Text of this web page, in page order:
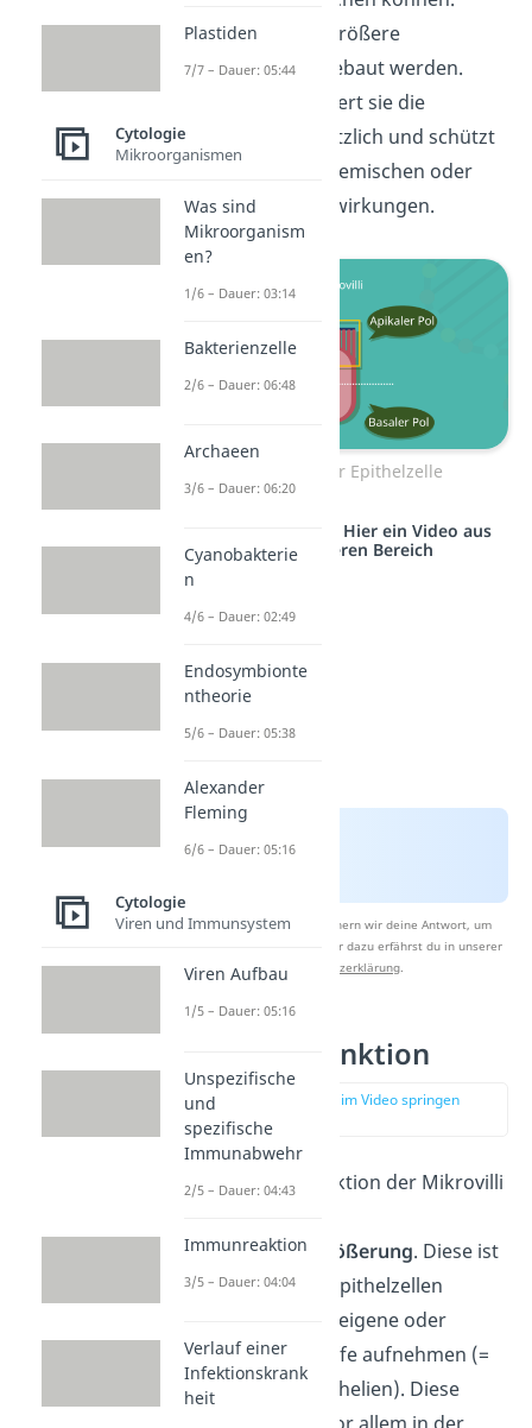
Dadurch können größere
Zellverbände aufgebaut werden.
Außerdem stabilisiert sie die
Zellmembran zusätzlich und schützt
sie vor fremden chemischen oder
mechanischen Einwirkungen.
Schema einer Epithelzelle
Studyflix vernetzt: Hier ein Video aus
einem anderen Bereich
Nach Beantwortung speichern wir deine Antwort, um
Studyflix zu verbessern. Mehr dazu erfährst du in unserer
Datenschutzerklärung.
Mikrovilli Funktion
zur Stelle im Video springen
Die wichtigste Funktion der Mikrovilli
Oberflächenvergrößerung. Diese ist
vor allem bei den Epithelzellen
wichtig, die körpereigene oder
körperfremde Stoffe aufnehmen (=
resorbierende Epithelien). Diese
Plastiden
7/7 – Dauer: 05:44
Cytologie
Mikroorganismen
Was sind
Mikroorganism
en?
1/6 – Dauer: 03:14
Bakterienzelle
2/6 – Dauer: 06:48
Archaeen
3/6 – Dauer: 06:20
Cyanobakterie
n
4/6 – Dauer: 02:49
Endosymbionte
ntheorie
5/6 – Dauer: 05:38
Alexander
Fleming
6/6 – Dauer: 05:16
Cytologie
Viren und Immunsystem
Viren Aufbau
1/5 – Dauer: 05:16
Unspezifische
und
spezifische
Immunabwehr
2/5 – Dauer: 04:43
Immunreaktion
3/5 – Dauer: 04:04
Verlauf einer
Infektionskrank
heit